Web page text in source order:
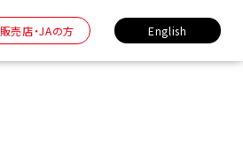
販売店・JAの方 English